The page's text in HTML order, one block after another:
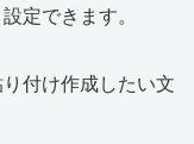
定できます。
付け作成したい文